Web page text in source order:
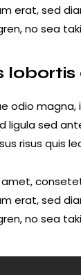
erat, sed
no sea
odio
ligula sed
risus quis
erat, sed
no sea